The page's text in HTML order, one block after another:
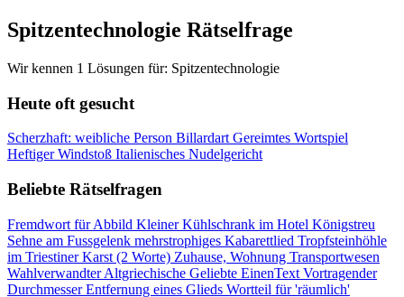
Spitzentechnologie Rätselfrage
Wir kennen 1 Lösungen für: Spitzentechnologie
Heute oft gesucht
Scherzhaft: weibliche Person Billardart Gereimtes Wortspiel
Heftiger Windstoß Italienisches Nudelgericht
Beliebte Rätselfragen
Fremdwort für Abbild Kleiner Kühlschrank im Hotel Königstreu
Sehne am Fussgelenk mehrstrophiges Kabarettlied Tropfsteinhöhle
im Triestiner Karst (2 Worte) Zuhause, Wohnung Transportwesen
WahlverwandterAltgriechische Geliebte EinenText Vortragender
DurchmesserEntfernung eines Glieds Wortteil für 'räumlich'